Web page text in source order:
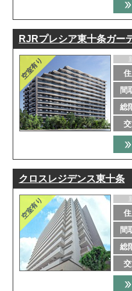
RJRプレシア東十条ガー
間
総
クロスレジデンス東十条
間
総